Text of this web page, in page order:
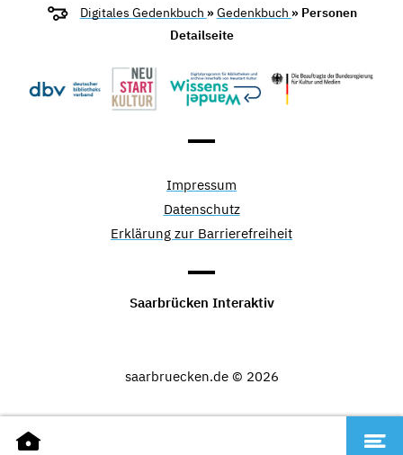
Digitales Gedenkbuch »Gedenkbuch » Personen
Detailseite
Impressum
Datenschutz
Erklärung zur Barrierefreiheit
Saarbrücken Interaktiv
saarbruecken.de © 2026